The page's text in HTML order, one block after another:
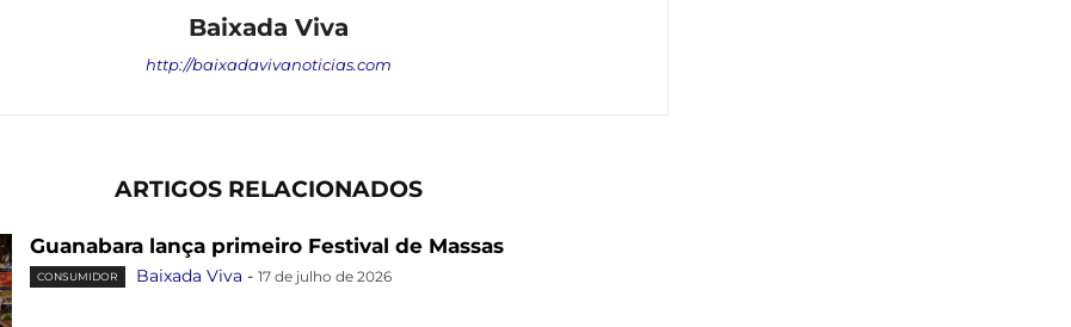
Baixada Viva
http://baixadavivanoticias.com
ARTIGOS RELACIONADOS
Guanabara lança primeiro Festival de Massas
CONSUMIDOR Baixada Viva - 17 de julho de 2026